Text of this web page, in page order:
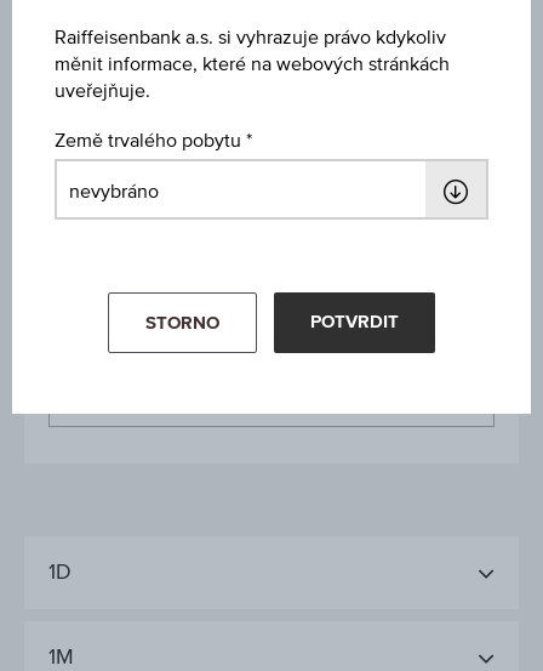
Max. vst. poplatek
Cena
Poslední aktualizace
05.08.2026
1D
1M
Raiffeisenbank a.s. si vyhrazuje právo kdykoliv
měnit informace, které na webových stránkách
uveřejňuje.
Země trvalého pobytu
STORNO POTVRDIT